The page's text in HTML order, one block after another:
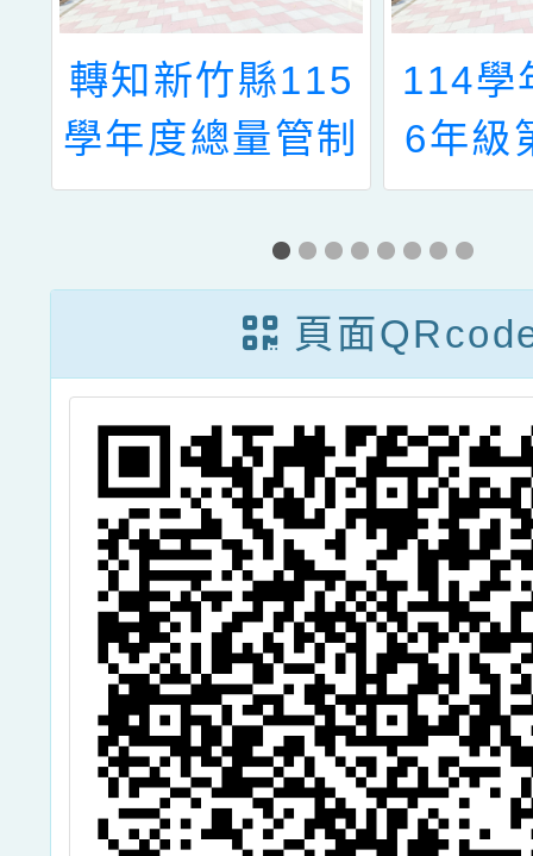
轉知新竹縣115
學年度總量管制
學校及入學作業
時間表，詳 如
說明，請查照。
114學
6年級
申請
頁面